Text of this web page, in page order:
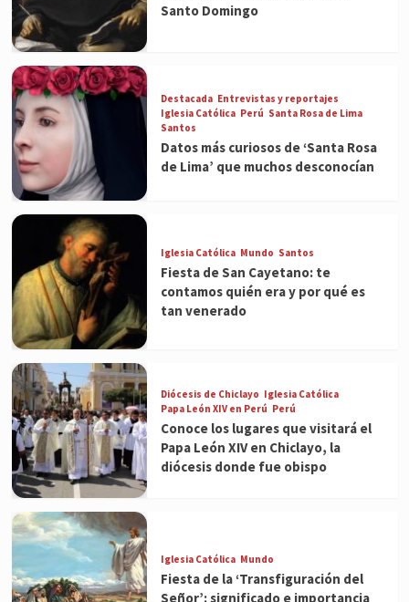
Santo Domingo
Destacada Entrevistas y reportajes
Iglesia Católica Perú Santa Rosa de Lima
Santos
Datos más curiosos de ‘Santa Rosa
de Lima’ que muchos desconocían
Iglesia Católica Mundo Santos
Fiesta de San Cayetano: te
contamos quién era y por qué es
tan venerado
Diócesis de Chiclayo Iglesia Católica
Papa León XIV en Perú Perú
Conoce los lugares que visitará el
Papa León XIV en Chiclayo, la
diócesis donde fue obispo
Iglesia Católica Mundo
Fiesta de la ‘Transfiguración del
Señor’: significado e importancia